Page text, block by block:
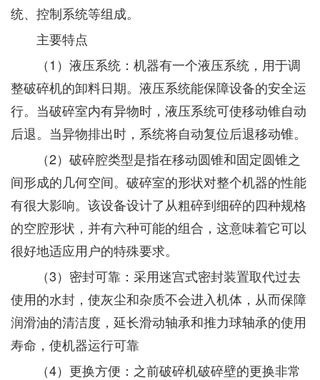
统、控制系统等组成。
主要特点
（1）液压系统：机器有一个液压系统，用于调
整破碎机的卸料日期。液压系统能保障设备的安全运
行。当破碎室内有异物时，液压系统可使移动锥自动
后退。当异物排出时，系统将自动复位后退移动锥。
（2）破碎腔类型是指在移动圆锥和固定圆锥之
间形成的几何空间。破碎室的形状对整个机器的性能
有很大影响。该设备设计了从粗碎到细碎的四种规格
的空腔形状，并有六种可能的组合，这意味着它可以
很好地适应用户的特殊要求。
（3）密封可靠：采用迷宫式密封装置取代过去
使用的水封，使灰尘和杂质不会进入机体，从而保障
润滑油的清洁度，延长滑动轴承和推力球轴承的使用
寿命，使机器运行可靠
（4）更换方便：之前破碎机破碎壁的更换非常